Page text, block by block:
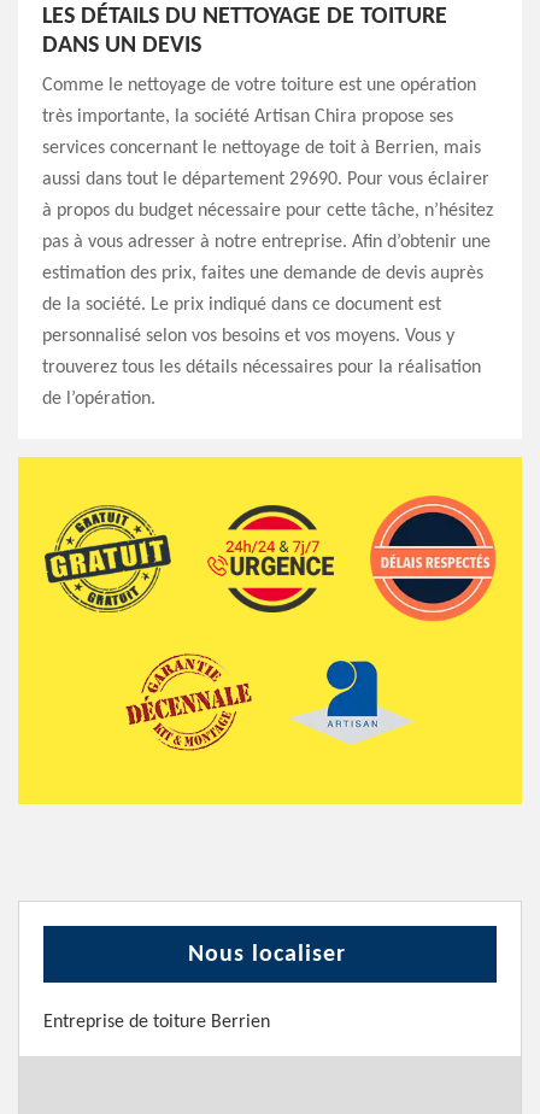
LES DÉTAILS DU NETTOYAGE DE TOITURE
DANS UN DEVIS
Comme le nettoyage de votre toiture est une opération
très importante, la société Artisan Chira propose ses
services concernant le nettoyage de toit à Berrien, mais
aussi dans tout le département 29690. Pour vous éclairer
à propos du budget nécessaire pour cette tâche, n’hésitez
pas à vous adresser à notre entreprise. Afin d’obtenir une
estimation des prix, faites une demande de devis auprès
de la société. Le prix indiqué dans ce document est
personnalisé selon vos besoins et vos moyens. Vous y
trouverez tous les détails nécessaires pour la réalisation
de l’opération.
Nous localiser
Entreprise de toiture Berrien